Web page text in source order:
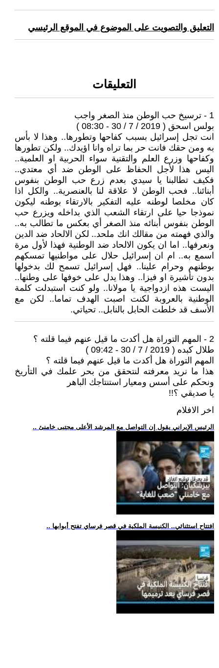
التعليق والتصويت على الموضوع في الموقع الرئيسي
التعليقات
1 - ترسيخ حب الوطن منذ الصغر واجب
بولس اسحق ( 2019 / 7 / 30 - 08:30 )
انت تجل إسرائيل بسبب كفاحها وتطورها.. وهذا لا بأس
به ومن حقك فانت حر بما تراه وانا اؤيدك.. ولكن تطورها
وكفاحها وزرع العلم والتقنية سواء الحربية او العلمية..
اليس هذا لأجل الحفاظ على الوطن ضد أي معتدي..
فكيف تطالبنا يا سيدي بعدم زرع حب الوطن بنفوس
أبنائنا.. فحب الوطن لا علاقة لنا بالعنصرية.. والكل اذا
كان مخلصا لوطنه عليه التفكير بالارتقاء بوطنه ليكون
نموذجا حيا على ارتقاء الشعب الذي بداخله ويزرع حب
الوطن بنفوس أبنائه منذ الصغر أي بعكس ما تطالب به..
والذي فهمته من مقالك انك ملحد.. لكن الالحاد ضد الدين
ونعرفها.. اما ان يكون الالحاد ضد الوطنية فهذا لأول مرة
اسمع به.. ام ان إسرائيل حلال على مواطنيها تمسكهم
بوطنهم وحرام علينا.. فهل إسرائيل تسمح لك بدخولها
بدون تأشيرة او فيزا.. وهذا يدل على خوفها على وطنها..
اليست هذه ازدواجية يا مولانا.. ولو كنت استبدلت كلمة
الوطنية بالعروبة لكنت اصبت الهدف تماما.. لكن مع
الأسف قد خلطت الحابل بالنابل.. تحياتي.
2 - المهم التوراة هل أكدت ما قيل عنهم فيما قلته ؟
طلال كبده ( 2019 / 7 / 30 - 09:42 )
المهم التوراة هل أكدت ما قيل عنهم فيما قلته ؟
هذا ما نريد معرفته لنتحقق من بحر علمك في التأريخ
ونحكم على أسس ومعيار استنتاجك الباهر
يا صديقي ؟!!
اخر الافلام
.. الرئيس الإيراني يقول إن التواصل مع المرشد الأعلى مجتبى خامنئ
.. افتتاح استثنائي.. الكنيسة الملكية في قصر فرساي تفتح أبوابها